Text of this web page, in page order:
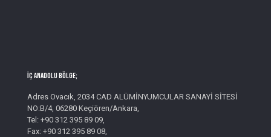
İç Anadolu Bölge;
Adres Ovacık, 2034 CAD ALÜMİNYUMCULAR SANAYİ SİTESİ
NO:B/4, 06280 Keçiören/Ankara,
Tel: +90 312 395 89 09,
Fax: +90 312 395 89 08,